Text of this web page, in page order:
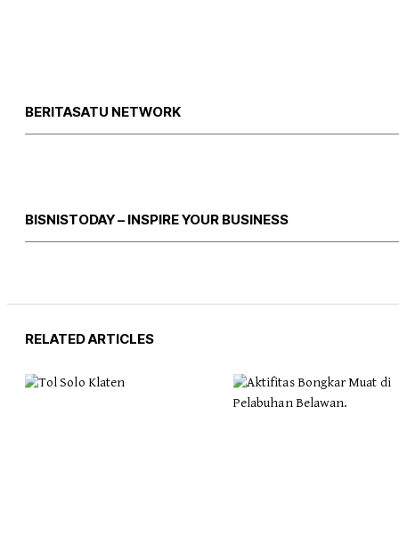
BERITASATU NETWORK
BISNISTODAY – INSPIRE YOUR BUSINESS
RELATED ARTICLES